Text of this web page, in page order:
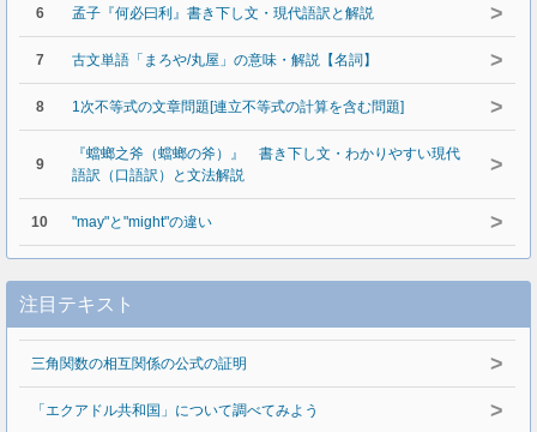
6 孟子『何必曰利』書き下し文・現代語訳と解説 >
7 古文単語「まろや/丸屋」の意味・解説【名詞】 >
8 1次不等式の文章問題[連立不等式の計算を含む問題] >
9
『蟷螂之斧（蟷螂の斧）』 書き下し文・わかりやすい現代
語訳（口語訳）と文法解説
>
10 "may"と"might"の違い >
注目テキスト
三角関数の相互関係の公式の証明 >
「エクアドル共和国」について調べてみよう >